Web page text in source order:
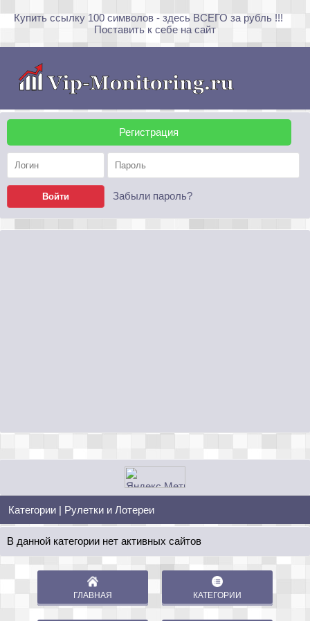
Купить ссылку 100 символов - здесь ВСЕГО за рубль !!!
Поставить к себе на сайт
Регистрация
Забыли пароль?
Категории | Рулетки и Лотереи
В данной категории нет активных сайтов
ГЛАВНАЯ КАТЕГОРИИ